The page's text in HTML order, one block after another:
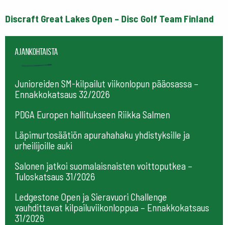
Discraft Great Lakes Open – Disc Golf Team Finland
Ajankohtaista
Junioreiden SM-kilpailut viikonlopun pääosassa –
Ennakkokatsaus 32/2026
PDGA Europen hallitukseen Riikka Salmen
Läpimurtosäätiön apurahahaku yhdistyksille ja
urheilijoille auki
Salonen jatkoi suomalaisnaisten voittoputkea –
Tuloskatsaus 31/2026
Ledgestone Open ja Sieravuori Challenge
vauhdittavat kilpailuviikonloppua – Ennakkokatsaus
31/2026